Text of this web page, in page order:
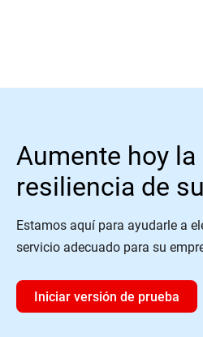
Aumente hoy
resiliencia de
Estamos aquí para ayudarle a
servicio adecuado para su
Iniciar versión de prueba